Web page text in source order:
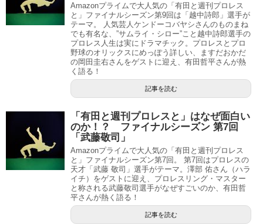
Amazonプライムで大人気の「有田と週刊プロレス
と」ファイナルシーズン第9回は「越中詩郎」選手が
テーマ。 人気芸人ケンドーコバヤシさんのものまね
でも有名な、”サムライ・シロー”こと越中詩郎選手の
プロレス人生は実にドラマチック。プロレスとプロ
野球のオリックスにめっぽう詳しい、ますだおかだ
の岡田圭右さんをゲストに迎え、有田哲平さんが熱
く語る！
記事を読む
「有田と週刊プロレスと」はなぜ面白い
のか！？ ファイナルシーズン 第7回
「武藤敬司」
Amazonプライムで大人気の「有田と週刊プロレス
と」ファイナルシーズン第7回。 第7回はプロレスの
天才「武藤 敬司」選手がテーマ。澤部 佑さん（ハラ
イチ）をゲストに迎え、プロレスリング・マスター
と称される武藤敬司選手がなぜすごいのか、有田哲
平さんが熱く語る！
記事を読む